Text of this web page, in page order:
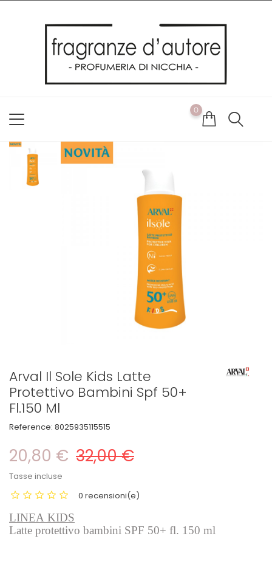
Utilizziamo i cookie per offrirti la migliore esperienza possibile
sul nostro sito web. Cliccando su OK, acconsenti alla nostra
politica sui cookie. Se desideri modificare le tue preferenze sui
cookie, puoi farlo
CAMBIA LE MIE PREFERENZE
0
Arval Il Sole Kids Latte
Protettivo Bambini Spf 50+
Fl.150 Ml
Reference: 8025935115515
20,80 € 32,00 €
Tasse incluse
0 recensioni(e)
LINEA KIDS
Latte protettivo bambini SPF 50+ fl. 150 ml